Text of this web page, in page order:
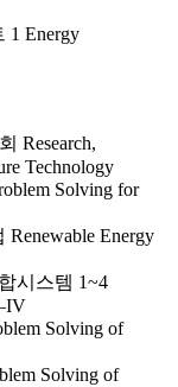
1 Energy
Research,
Technology
Solving for
Renewable Energy
시스템 1~4
Solving of
Solving of